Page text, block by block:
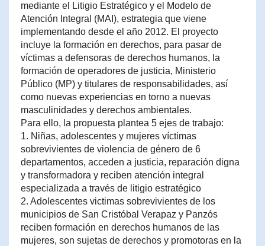
mediante el Litigio Estratégico y el Modelo de
Atención Integral (MAI), estrategia que viene
implementando desde el año 2012. El proyecto
incluye la formación en derechos, para pasar de
víctimas a defensoras de derechos humanos, la
formación de operadores de justicia, Ministerio
Público (MP) y titulares de responsabilidades, así
como nuevas experiencias en torno a nuevas
masculinidades y derechos ambientales.
Para ello, la propuesta plantea 5 ejes de trabajo:
1. Niñas, adolescentes y mujeres víctimas
sobrevivientes de violencia de género de 6
departamentos, acceden a justicia, reparación digna
y transformadora y reciben atención integral
especializada a través de litigio estratégico
2. Adolescentes victimas sobrevivientes de los
municipios de San Cristóbal Verapaz y Panzós
reciben formación en derechos humanos de las
mujeres, son sujetas de derechos y promotoras en la